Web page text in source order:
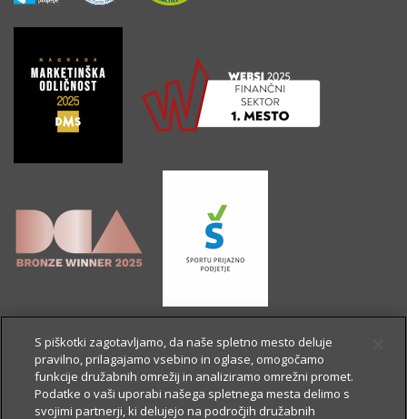
S piškotki zagotavljamo, da naše spletno mesto deluje
pravilno, prilagajamo vsebino in oglase, omogočamo
funkcije družabnih omrežij in analiziramo omrežni promet.
Podatke o vaši uporabi našega spletnega mesta delimo s
svojimi partnerji, ki delujejo na področjih družabnih